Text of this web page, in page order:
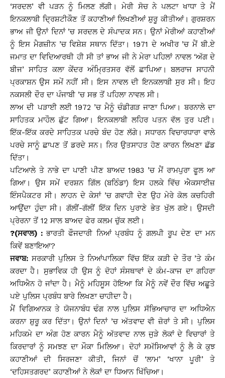
‘ਸਰਦਲ’ ਵੀ ਪੜਨ ਨੂੰ ਮਿਲਣ ਲੱਗੀ। ਮੇਰੀ ਸੋਚ ਨੇ ਪਲਟਾ ਖਾਧਾ ਤੇ ਮੈਂ
ਇਨਕਲਾਬੀ ਦਿ੍ਰਸ਼ਟੀਕੌਣ ਤੋਂ ਕਹਾਣੀਆਂ ਲਿਖਣੀਆਂ ਸ਼ੁਰੂ ਕੀਤੀਆਂ। ਗੁਰਸ਼ਰਨ
ਭਾਅ ਜੀ ਉਨਾਂ ਦਿਨਾਂ ’ਚ ਸਰਦਲ ਦੇ ਸੰਪਾਦਕ ਸਨ। ਉਨਾਂ ਮੇਰੀਆਂ ਕਹਾਣੀਆਂ
ਨੂੰ ਇਸ ਮੈਗਜ਼ੀਨ ’ਚ ਵਿਸ਼ੇਸ਼ ਸਥਾਨ ਦਿੱਤਾ। 1971 ਦੇ ਅਖੀਰ ’ਚ ਮੈਂ ਬੀ.ਏ
ਜਮਾਤ ਦਾ ਵਿਦਿਆਰਥੀ ਹੀ ਸੀ ਤਾਂ ਭਾਅ ਜੀ ਨੇ ਮੇਰਾ ਪਹਿਲਾਂ ਨਾਵਲ ‘ਅੱਗ ਦੇ
ਬੀਜ’ ਸਾਹਿਤ ਕਲਾ ਕੇਂਦਰ ਅੰਮਿ੍ਰਤਸਰ ਵੱਲੋਂ ਛਾਪਿਆ। ਬਲਰਾਜ ਸਾਹਨੀ
ਪ੍ਰਕਾਸ਼ਨ ਉਸ ਸਮੇਂ ਨਹੀਂ ਸੀ। ਇਸ ਨਾਵਲ ਦੀ ਇਨਕਲਾਬੀ ਸੁਰ ਸੀ। ਇਹ
ਨਕਸਲੀ ਦੌਰ ਦਾ ਪੰਜਾਬੀ ’ਚ ਸਭ ਤੋਂ ਪਹਿਲਾ ਨਾਵਲ ਸੀ।
ਲਾਅ ਦੀ ਪੜਾਈ ਲਈ 1972 ’ਚ ਮੈਨੂੰ ਚੰਡੀਗੜ ਜਾਣਾ ਪਿਆ। ਬਰਨਾਲੇ ਦਾ
ਸਾਹਿਤਕ ਮਾਹੌਲ ਛੁੱਟ ਗਿਆ। ਇਨਕਲਾਬੀ ਲਹਿਰ ਪਤਨ ਵੱਲ ਤੁਰ ਪਈ।
ਇੱਕ-ਇੱਕ ਕਰਦੇ ਸਾਹਿਤਕ ਪਰਚੇ ਬੰਦ ਹੋਣ ਲੱਗੇ। ਸਧਾਰਨ ਵਿਚਾਰਧਾਰਾ ਵਾਲੇ
ਪਰਚੇ ਸਾਨੂੰ ਛਾਪਣ ਤੋਂ ਡਰਦੇ ਸਨ। ਨਿਰ ਉਤਸਾਹਤ ਹੋਣ ਕਾਰਨ ਲਿਖਣਾ ਛੱਡ
ਦਿੱਤਾ।
ਪਟਿਆਲੇ ਤੇ ਨਾਭੇ ਦਾ ਪਾਣੀ ਪੀਣ ਬਾਅਦ 1983 ’ਚ ਮੈਂ ਰਾਮਪੁਰਾ ਫੂਲ ਆ
ਗਿਆ। ਉਸ ਸਮੇਂ ਦਰਸ਼ਨ ਗਿੱਲ (ਬਠਿੰਡਾ) ਇਸ ਹਲਕੇ ਵਿੱਚ ਐਕਸਾਈਜ਼
ਇੰਸਪੈਕਟਰ ਸੀ। ਲਾਹਨ ਦੇ ਕੇਸਾਂ ’ਚ ਗਵਾਹੀ ਦੇਣ ਉਹ ਮੇਰੇ ਕੋਲ ਕਚਹਿਰੀ
ਆਉਂਦਾ ਹੁੰਦਾ ਸੀ। ਗੱਲੀਂ-ਗੱਲੀਂ ਇੱਕ ਦਿਨ ਪੁਰਾਣੇ ਭੇਤ ਖੁੱਲ ਗਏ। ਉਸਦੀ
ਪ੍ਰੇਰਨਾ ਤੋਂ 12 ਸਾਲ ਬਾਅਦ ਫੇਰ ਕਲਮ ਚੁੱਕ ਲਈ।
?(ਸਵਾਲ) : ਭਾਰਤੀ ਫੌਜਦਾਰੀ ਨਿਆਂ ਪ੍ਰਬੰਧ ਨੂੰ ਗਲਪੀ ਰੂਪ ਦੇਣ ਦਾ ਮਨ
ਕਿਵੇਂ ਬਣਾਇਆ?
ਜਵਾਬ: ਸਰਕਾਰੀ ਪੁਲਿਸ ਤੇ ਨਿਆਂਪਾਲਿਕਾ ਵਿੱਚ ਇੱਕ ਕੜੀ ਦੇ ਤੌਰ ’ਤੇ ਕੰਮ
ਕਰਦਾ ਹੈ। ਸੁਭਾਵਿਕ ਹੀ ਉਸ ਨੂੰ ਦੋਹਾਂ ਸੰਸਥਾਵਾਂ ਦੇ ਕੰਮ-ਕਾਜ ਦਾ ਗਹਿਰਾ
ਅਧਿਐਨ ਹੋ ਜਾਂਦਾ ਹੈ। ਮੈਨੂੰ ਮਹਿਸੂਸ ਹੋਇਆ ਕਿ ਮੈਨੂੰ ਨਵੇਂ ਦੌਰ ਵਿੱਚ ਅਛੂਤੇ
ਪਏ ਪੁਲਿਸ ਪ੍ਰਬੰਧ ਬਾਰੇ ਲਿਖਣਾ ਚਾਹੀਦਾ ਹੈ।
ਮੈਂ ਵਿਗਿਆਨਕ ਤੇ ਯੋਜਨਾਬੰਧ ਢੰਗ ਨਾਲ ਪੁਲਿਸ ਸੱਭਿਆਚਾਰ ਦਾ ਅਧਿਐਨ
ਕਰਨਾ ਸ਼ੁਰੂ ਕਰ ਦਿੱਤਾ। ਉਨਾਂ ਦਿਨਾਂ ’ਚ ਅੱਤਵਾਦ ਵੀ ਜ਼ੋਰਾਂ ਤੇ ਸੀ। ਪੁਲਿਸ
ਮਹਿਕਮੇ ਦਾ ਅੰਗ ਹੋਣ ਕਾਰਨ ਮੈਨੂੰ ਅੱਤਵਾਦ ਨਾਲ ਜੁੜੇ ਲੋਕਾਂ ਦੇ ਵਿਚਾਰਾਂ ਤੇ
ਕਿਰਦਾਰਾਂ ਨੂੰ ਸਮਝਣ ਦਾ ਮੌਕਾ ਮਿਲਿਆ। ਦੋਹਾਂ ਸਮੱਸਿਆਵਾਂ ਨੂੰ ਲੈ ਕੇ ਕੁਝ
ਕਹਾਣੀਆਂ ਦੀ ਸਿਰਜਣਾ ਕੀਤੀ, ਜਿਨਾਂ ਚੋਂ ‘ਲਾਮ’ ‘ਖਾਨਾ ਪੂਰੀ’ ਤੇ
‘ਦਹਿਸਤਗਰਦ’ ਕਹਾਣੀਆਂ ਨੇ ਲੋਕਾਂ ਦਾ ਧਿਆਨ ਖਿੱਚਿਆ।